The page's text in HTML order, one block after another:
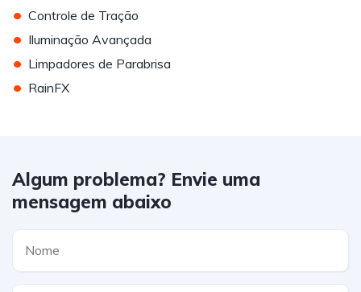
• Controle de Tração
• Iluminação Avançada
• Limpadores de Parabrisa
• RainFX
Algum problema? Envie uma
mensagem abaixo